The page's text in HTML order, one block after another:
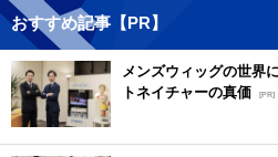
おすすめ記事【PR】
メンズウィッグの世界
トネイチャーの真価 [PR]